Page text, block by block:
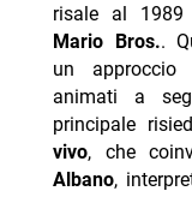
- Ascolti TV 4
tutti
- Ascolti TV 5
serata
- Programmi TV
serata
risale al
Mario Bros..
un approccio
animati a
principale
vivo, che
Albano,